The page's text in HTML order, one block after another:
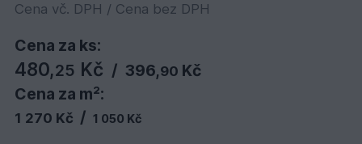
Cena vč. DPH / Cena bez DPH
Cena za ks:
480,25 Kč / 396,90 Kč
Cena za m²:
1 270 Kč / 1 050 Kč